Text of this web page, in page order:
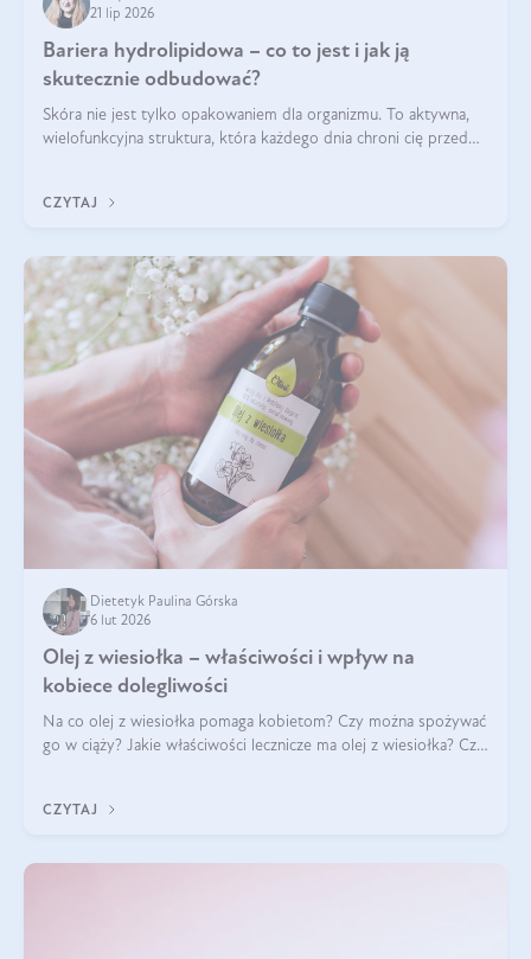
21 lip 2026
Bariera hydrolipidowa – co to jest i jak ją
skutecznie odbudować?
Skóra nie jest tylko opakowaniem dla organizmu. To aktywna,
wielofunkcyjna struktura, która każdego dnia chroni cię przed
bariera hydrolipidowa.
CZYTAJ
Dietetyk Paulina Górska
6 lut 2026
Olej z wiesiołka – właściwości i wpływ na
kobiece dolegliwości
Na co olej z wiesiołka pomaga kobietom? Czy można spożywać
go w ciąży? Jakie właściwości lecznicze ma olej z wiesiołka? Czy
CZYTAJ